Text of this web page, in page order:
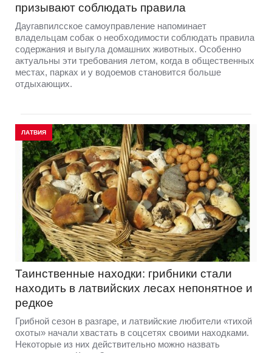
призывают соблюдать правила
Даугавпилсское самоуправление напоминает
владельцам собак о необходимости соблюдать правила
содержания и выгула домашних животных. Особенно
актуальны эти требования летом, когда в общественных
местах, парках и у водоемов становится больше
отдыхающих.
ЛАТВИЯ
Таинственные находки: грибники стали
находить в латвийских лесах непонятное и
редкое
Грибной сезон в разгаре, и латвийские любители «тихой
охоты» начали хвастать в соцсетях своими находками.
Некоторые из них действительно можно назвать